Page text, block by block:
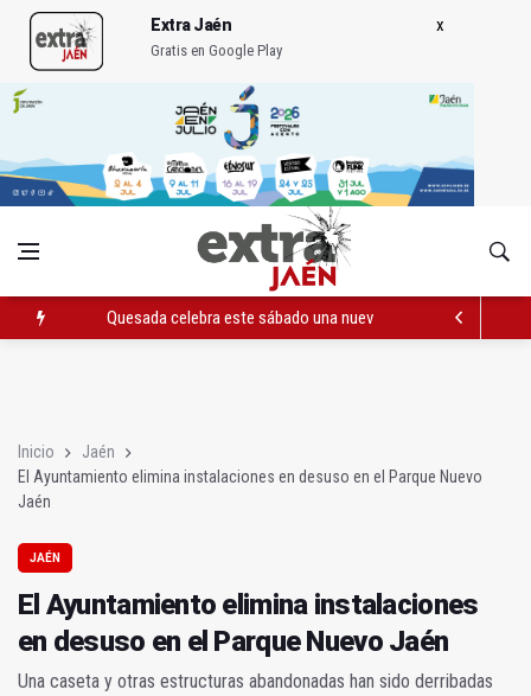
Extra Jaén
Gratis en Google Play
Quesada celebra este sábado una nueva jornada de Orgullo
Inicio
Jaén
El Ayuntamiento elimina instalaciones en desuso en el Parque Nuevo
Jaén
JAÉN
El Ayuntamiento elimina instalaciones
en desuso en el Parque Nuevo Jaén
Una caseta y otras estructuras abandonadas han sido derribadas